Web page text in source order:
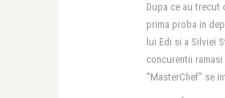
Dupa ce au trecut
prima proba in
lui Edi si a Silviei
concurentii ramasi
“MasterChef” se